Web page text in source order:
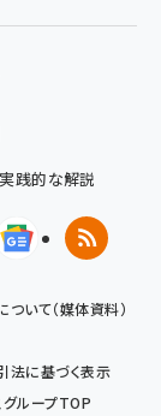
践的な解説
Googleニュ
RSS
いて（媒体資料）
法に基づく表示
グループTOP